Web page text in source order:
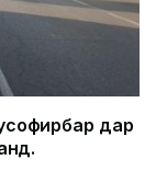
дар